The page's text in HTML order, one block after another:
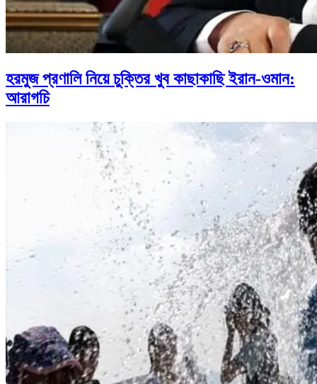
হরমুজ প্রণালি নিয়ে চুক্তির খুব কাছাকাছি ইরান-ওমান:
আরাগচি